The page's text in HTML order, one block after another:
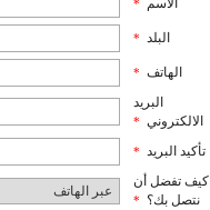
الاسم *
البلد *
الهاتف *
البريد
الالكتروني *
تأكيد البريد *
كيف تفضل أن
نتصل بك؟ *